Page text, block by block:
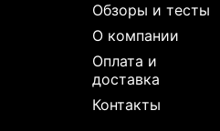
Обзоры и тесты
О компании
Оплата и
доставка
Контакты